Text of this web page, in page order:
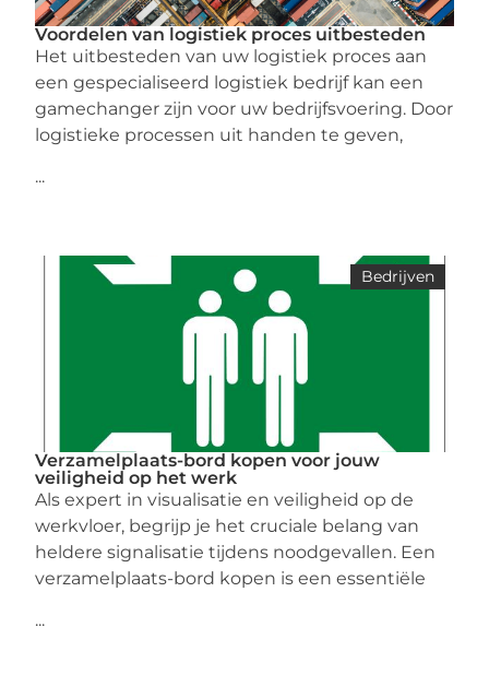
Voordelen van logistiek proces uitbesteden
Het uitbesteden van uw logistiek proces aan
een gespecialiseerd logistiek bedrijf kan een
gamechanger zijn voor uw bedrijfsvoering. Door
logistieke processen uit handen te geven,
...
Bedrijven
Verzamelplaats-bord kopen voor jouw
veiligheid op het werk
Als expert in visualisatie en veiligheid op de
werkvloer, begrijp je het cruciale belang van
heldere signalisatie tijdens noodgevallen. Een
verzamelplaats-bord kopen is een essentiële
...